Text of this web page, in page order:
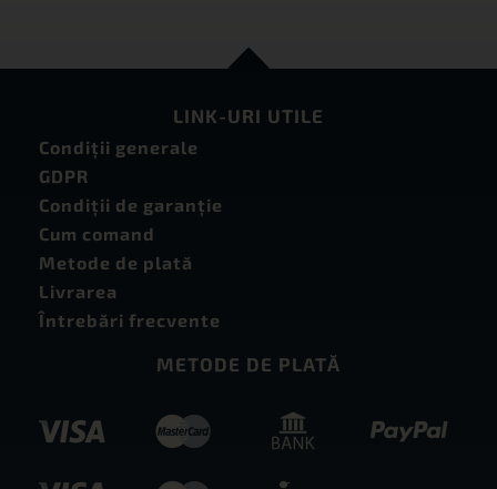
LINK-URI UTILE
Condiţii generale
GDPR
Condiţii de garanţie
Cum comand
Metode de plată
Livrarea
Întrebări frecvente
METODE DE PLATĂ